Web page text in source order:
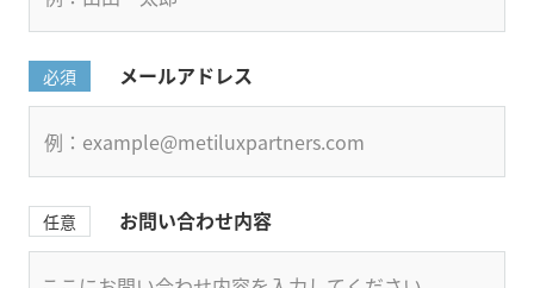
必須 メールアドレス
任意 お問い合わせ内容